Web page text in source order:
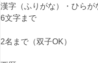
漢字（ふりがな）・ひらが
6文字まで
2名まで（双子OK）